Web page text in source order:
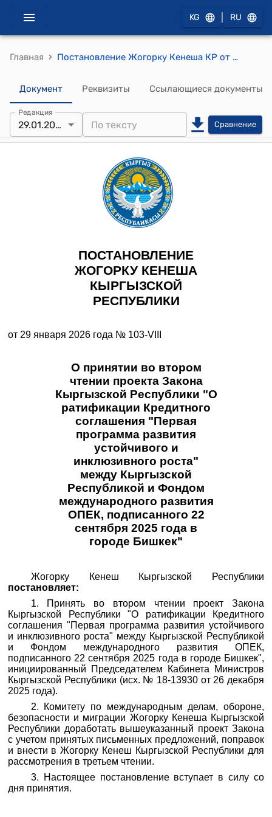
KG RU
Главная › Постановление Жогорку Кенеша КР от 29 января 2026 года № 103-VIII "О принятии во втором чтении проекта Закона Кыргызской Республики "О ратификации Кредитного соглашения "Первая программа развития устойчивого и инклюзивного роста" между Кыргызской Республикой и Фондом международного развития ОПЕК, подписанного 22 сентября 2025 года в городе Бишкек"
Документ Реквизиты Ссылающиеся документы
Редакция
29.01.2026 Сравнение